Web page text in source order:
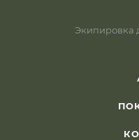
Экипировка